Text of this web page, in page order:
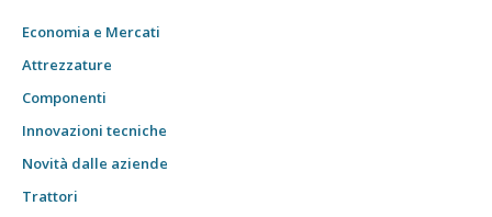
Economia e Mercati
Attrezzature
Componenti
Innovazioni tecniche
Novità dalle aziende
Trattori